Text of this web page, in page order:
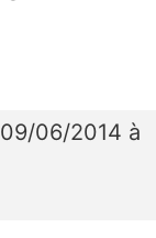
06/2014 à